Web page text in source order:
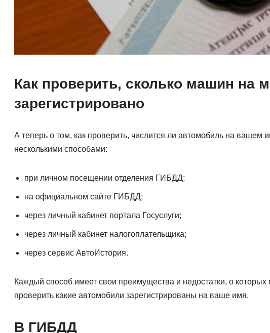
Как проверить, сколько машин на
зарегистрировано
А теперь о том, как проверить, числится ли автомобиль на вашем
несколькими способами:
при личном посещении отделения ГИБДД;
на официальном сайте ГИБДД;
через личный кабинет портала Госуслуги;
через личный кабинет налогоплательщика;
через сервис АвтоИстория.
Каждый способ имеет свои преимущества и недостатки, о
проверить какие автомобили зарегистрированы на ваше имя.
В ГИБДД